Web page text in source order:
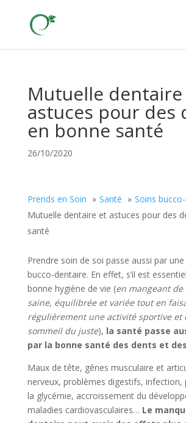
Mutuelle
astuces pour des
en bonne santé
26/10/2020
Prends en Soin Santé
Soins
Mutuelle dentaire et astuces pour des
santé
Prendre soin de soi passe aussi par
bucco-dentaire. En effet, s’il est
bonne hygiène de vie (en mangeant de
saine, équilibrée et variée tout en
régulièrement une activité sportive et
sommeil du juste), la santé passe
par la bonne santé des dents et
Maux de tête, gênes musculaire et
nerveux, problèmes digestifs, infection,
la glycémie, accroissement du
maladies cardiovasculaires… Le